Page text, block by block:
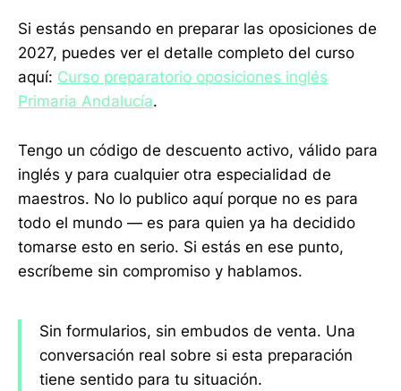
Si estás pensando en preparar las oposiciones de
2027, puedes ver el detalle completo del curso
aquí: Curso preparatorio oposiciones inglés
Primaria Andalucía.
Tengo un código de descuento activo, válido para
inglés y para cualquier otra especialidad de
maestros. No lo publico aquí porque no es para
todo el mundo — es para quien ya ha decidido
tomarse esto en serio. Si estás en ese punto,
escríbeme sin compromiso y hablamos.
Sin formularios, sin embudos de venta. Una
conversación real sobre si esta preparación
tiene sentido para tu situación.